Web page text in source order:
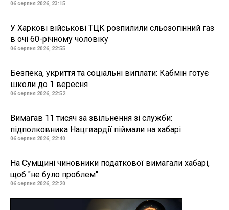
06 серпня 2026, 23:15
У Харкові військові ТЦК розпилили сльозогінний газ
в очі 60-річному чоловіку
06 серпня 2026, 22:55
Безпека, укриття та соціальні виплати: Кабмін готує
школи до 1 вересня
06 серпня 2026, 22:52
Вимагав 11 тисяч за звільнення зі служби:
підполковника Нацгвардії піймали на хабарі
06 серпня 2026, 22:40
На Сумщині чиновники податкової вимагали хабарі,
щоб "не було проблем"
06 серпня 2026, 22:20